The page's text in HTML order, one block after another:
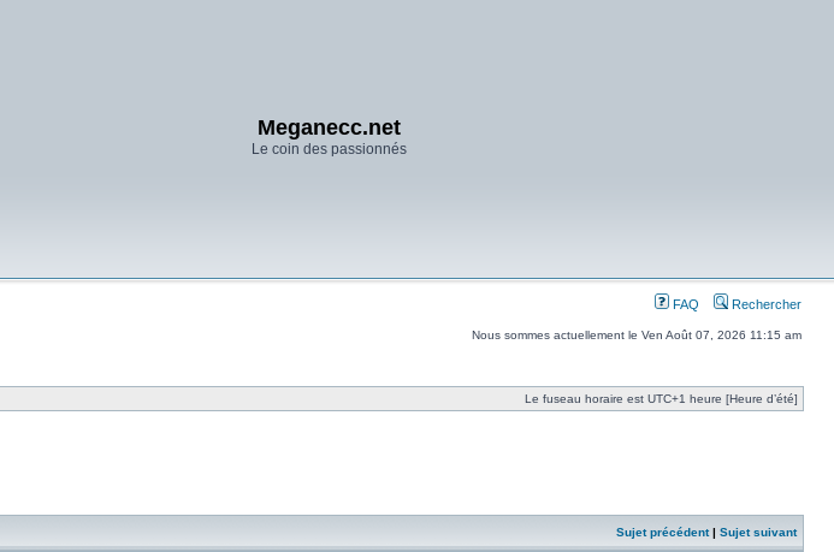
Meganecc.net
Le coin des passionnés
FAQ Rechercher
Nous sommes actuellement le Ven Août 07, 2026 11:15 am
Le fuseau horaire est UTC+1 heure [Heure d’été]
Sujet précédent| Sujet suivant